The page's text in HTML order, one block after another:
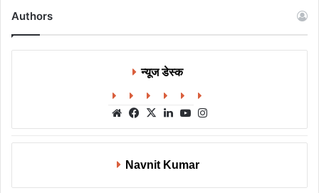
Authors
न्यूज डेस्क
WebsiteFacebook
X LinkedInYouTube
Navnit Kumar